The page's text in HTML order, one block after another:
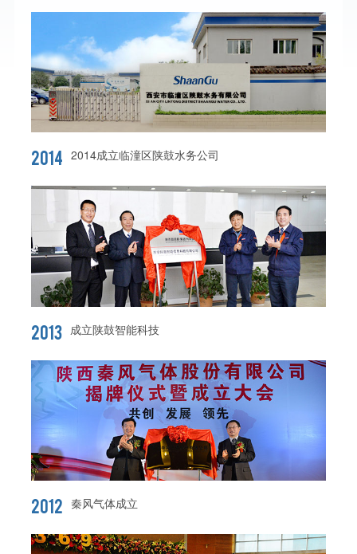
2014 2014成立临潼区陕鼓水务公司
2013 成立陕鼓智能科技
2012 秦风气体成立